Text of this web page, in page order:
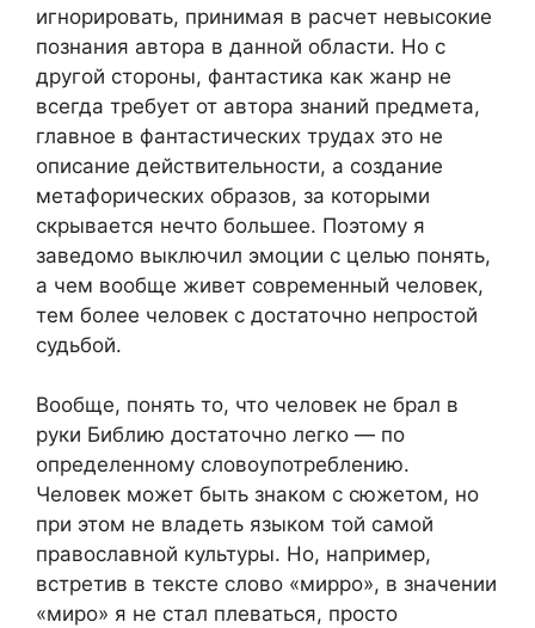
игнорировать, принимая в расчет невысокие
познания автора в данной области. Но с
другой стороны, фантастика как жанр не
всегда требует от автора знаний предмета,
главное в фантастических трудах это не
описание действительности, а создание
метафорических образов, за которыми
скрывается нечто большее. Поэтому я
заведомо выключил эмоции с целью понять,
а чем вообще живет современный человек,
тем более человек с достаточно непростой
судьбой.
Вообще, понять то, что человек не брал в
руки Библию достаточно легко — по
определенному словоупотреблению.
Человек может быть знаком с сюжетом, но
при этом не владеть языком той самой
православной культуры. Но, например,
встретив в тексте слово «мирро», в значении
«миро» я не стал плеваться, просто